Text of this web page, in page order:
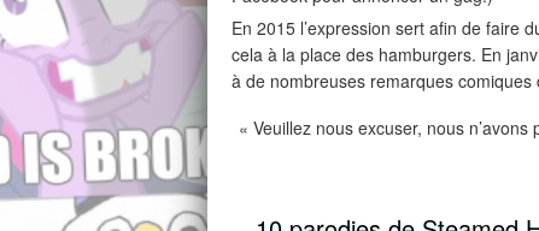
En 2015 l’expression sert afin de faire
cela à la place des hamburgers. En
à de nombreuses remarques comiques
« Veuillez nous excuser, nous n’avons